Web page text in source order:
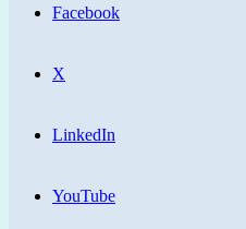
Facebook
X
LinkedIn
YouTube